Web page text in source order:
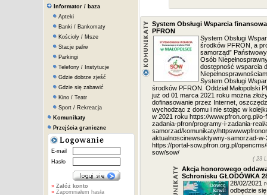
Informator / baza
Apteki
Banki / Bankomaty
Kościoły / Msze
Stacje paliw
Parkingi
Telefony / Instytucje
Gdzie dobrze zjeść
Gdzie się zabawić
Kino / Teatr
Sport / Rekreacja
Komunikaty
Przejścia graniczne
E-mail
Hasło
» Załóż konto
» Zapomniałem hasła
System Obsługi Wsparcia
PFRON
System Obsługi
środków PFRON, a
samorząd”
Osób
dostępność wsparcia
System Obsługi
środków PFRON. Oddział Małopolski
już od 01 marca 2021 roku można
dofinasowanie przez Internet,
wychodząc z domu i nie stojąc w
w 2021 roku https://www.pfron.org.pl/
zadania-pfron/programy-i-zadania-
samorzad/komunikaty/
aktualnoscinewsaktywny-samorzad-
https://portal-sow.pfron.org.pl/
sow/sow/
( 23
Akcja honorowego
Schronisku GŁODÓWKA
28/02/2021
odbędzie